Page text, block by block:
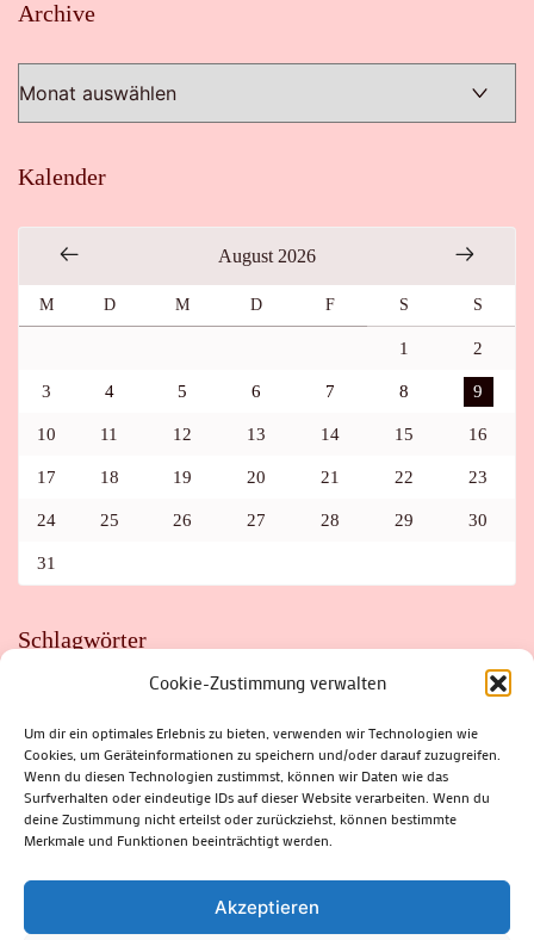
Cookie-Zustimmung verwalten
Um dir ein optimales Erlebnis zu bieten, verwenden wir Technologien wie
Cookies, um Geräteinformationen zu speichern und/oder darauf zuzugreifen.
Wenn du diesen Technologien zustimmst, können wir Daten wie das
Surfverhalten oder eindeutige IDs auf dieser Website verarbeiten. Wenn du
deine Zustimmung nicht erteilst oder zurückziehst, können bestimmte
Merkmale und Funktionen beeinträchtigt werden.
Akzeptieren
Archive
Kalender
August 2026
M D M D F S S
1 2
3 4 5 6 7 8 9
10 11 12 13 14 15 16
17 18 19 20 21 22 23
24 25 26 27 28 29 30
31
Schlagwörter
FAHRRAD
FLOHMARKT FOLK GEWINNSPIEL
HITZE
HITZEFALLE AUTO
IRISH DANCE JAZZ
KABARETT
KINDER
KIRMES KLASSIK
KLEINE SUHLER REIHE
KRIMI
KULTUR LESUNG LOTTO
MEININGEN
PARASITEN
PILZE SCHLEUSINGEN
SCHULWEG
SOMMERFERIEN
SPORT SRH
STADTFEST
STADTMARKETING
STRASSENSPERRUNG
SUHL
SUHLER FRÜHLING
SUHLER STADTMARKETING
THÜRINGER WALD
ZELLA-MEHLIS